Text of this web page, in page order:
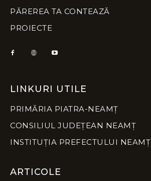
PĂREREA TA CONTEAZĂ
PROIECTE
LINKURI UTILE
PRIMĂRIA PIATRA-NEAMȚ
CONSILIUL JUDEȚEAN NEAMȚ
INSTITUȚIA PREFECTULUI NEAMȚ
ARTICOLE